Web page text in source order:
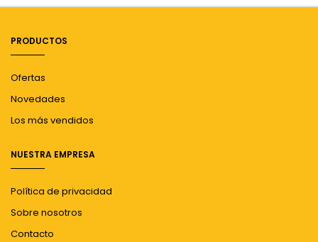
PRODUCTOS
Ofertas
Novedades
Los más vendidos
NUESTRA EMPRESA
Política de privacidad
Sobre nosotros
Contacto